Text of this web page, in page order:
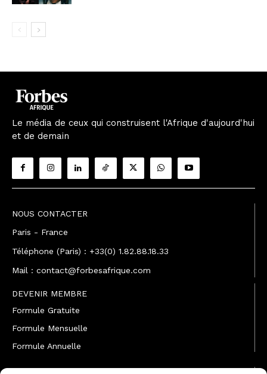
Le média de ceux qui construisent l'Afrique d'aujourd'hui
et de demain
NOUS CONTACTER
Paris - France
Téléphone (Paris) : +33(0) 1.82.88.18.33
Mail : contact@forbesafrique.com
DEVENIR MEMBRE
Formule Gratuite
Formule Mensuelle
Formule Annuelle